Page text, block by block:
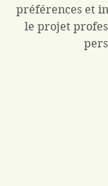
préférences et
le projet